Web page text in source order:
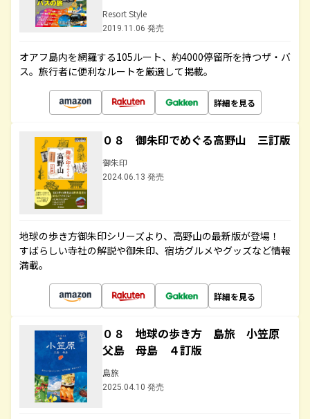
Resort Style
2019.11.06 発売
オアフ島内を網羅する105ルート、約4000停留所を持つザ・バ
ス。旅行者に便利なルートを厳選して掲載。
詳細を見る
０８ 御朱印でめぐる高野山 三訂版
御朱印
2024.06.13 発売
地球の歩き方御朱印シリーズより、高野山の最新版が登場！
すばらしい寺社の解説や御朱印、宿坊グルメやグッズなど情報
満載。
詳細を見る
０８ 地球の歩き方 島旅 小笠原
父島 母島 ４訂版
島旅
2025.04.10 発売